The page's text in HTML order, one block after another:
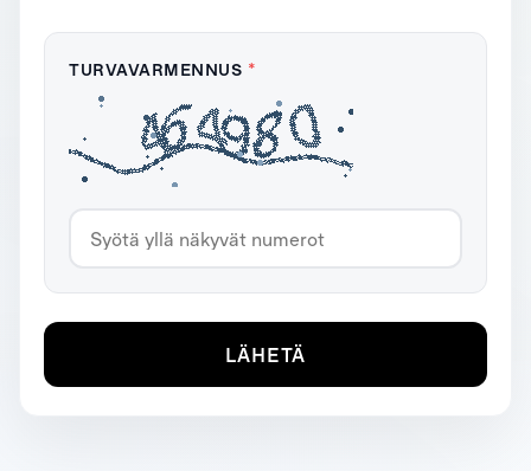
TURVAVARMENNUS *
LÄHETÄ